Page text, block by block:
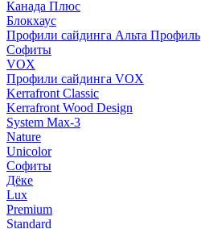
Канада Плюс
Блокхаус
Профили сайдинга Альта Профиль
Софиты
VOX
Профили сайдинга VOX
Kerrafront Classic
Kerrafront Wood Design
System Max-3
Nature
Unicolor
Софиты
Дёке
Lux
Premium
Standard